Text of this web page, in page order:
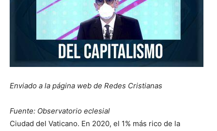
Enviado a la página web de Redes Cristianas
Fuente: Observatorio eclesial
Ciudad del Vaticano. En 2020, el 1% más rico de la